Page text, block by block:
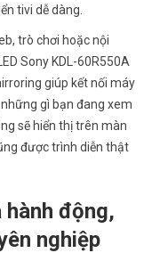
tivi dễ dàng.
trò chơi hoặc nội
Sony KDL-60R550A
giúp kết nối máy
gì bạn đang xem
sẽ hiển thị trên màn
được trình diễn thật
hành động,
nghiệp